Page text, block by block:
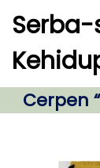
c
Cerpen